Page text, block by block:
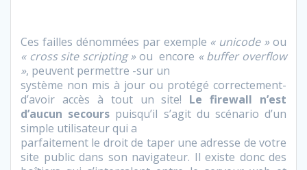
Ces failles dénommées par exemple « unicode »ou
« cross site scripting »ou encore « buffer overflow
», peuvent permettre -sur un
système non mis à jour ou protégé correctement-
d’avoir accès à tout un site! Le firewall n’est
d’aucun secours puisqu’il s’agit du scénario d’un
simple utilisateur qui a
parfaitement le droit de taper une adresse de votre
site public dans son navigateur. Il existe donc des